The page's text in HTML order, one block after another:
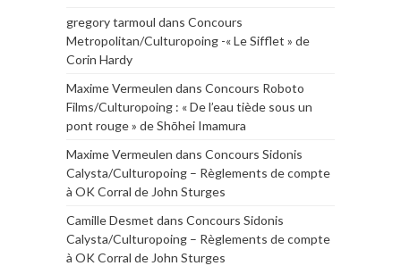
gregory tarmoul dans Concours
Metropolitan/Culturopoing -« Le Sifflet » de
Corin Hardy
Maxime Vermeulen dans Concours Roboto
Films/Culturopoing : « De l’eau tiède sous un
pont rouge » de Shōhei Imamura
Maxime Vermeulen dans Concours Sidonis
Calysta/Culturopoing – Règlements de compte
à OK Corral de John Sturges
Camille Desmet dans Concours Sidonis
Calysta/Culturopoing – Règlements de compte
à OK Corral de John Sturges